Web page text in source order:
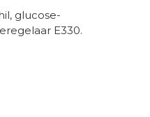
glucose-
E330.